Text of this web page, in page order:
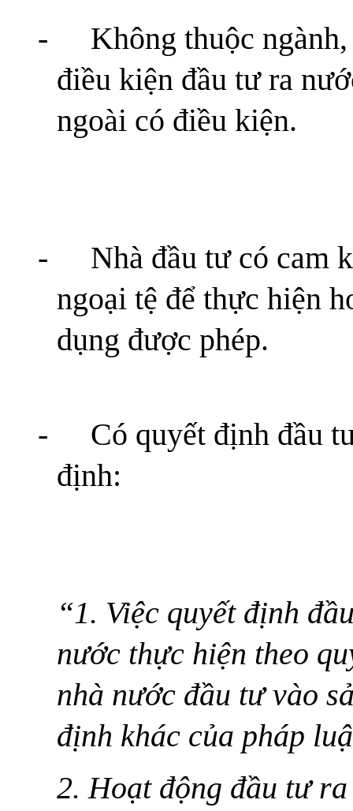
-
Không thuộc
điều kiện đầu tư ra
ngoài có điều kiện.
-
Nhà đầu tư có cam
ngoại tệ để thực hiện
dụng được phép.
-
Có quyết định đầu
định:
“1. Việc quyết định
nước thực hiện theo
nhà nước đầu tư vào
định khác của pháp
2. Hoạt động đầu tư